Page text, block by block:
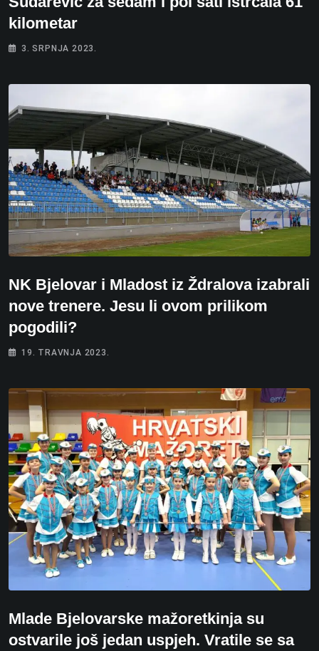
kilometar
3. SRPNJA 2023.
NK Bjelovar i Mladost iz Ždralova izabrali
nove trenere. Jesu li ovom prilikom
pogodili?
19. TRAVNJA 2023.
Mlade Bjelovarske mažoretkinja su
ostvarile još jedan uspjeh. Vratile se sa